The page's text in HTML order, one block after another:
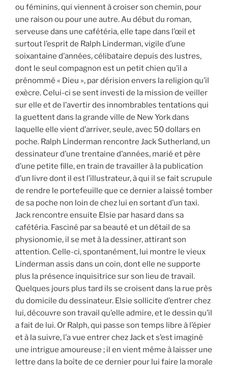
ou féminins, qui viennent à croiser son chemin, pour
une raison ou pour une autre. Au début du roman,
serveuse dans une cafétéria, elle tape dans l’œil et
surtout l’esprit de Ralph Linderman, vigile d’une
soixantaine d’années, célibataire depuis des lustres,
dont le seul compagnon est un petit chien qu’il a
prénommé « Dieu », par dérision envers la religion qu’il
exècre. Celui-ci se sent investi de la mission de veiller
sur elle et de l’avertir des innombrables tentations qui
la guettent dans la grande ville de New York dans
laquelle elle vient d’arriver, seule, avec 50 dollars en
poche. Ralph Linderman rencontre Jack Sutherland, un
dessinateur d’une trentaine d’années, marié et père
d’une petite fille, en train de travailler à la publication
d’un livre dont il est l’illustrateur, à qui il se fait scrupule
de rendre le portefeuille que ce dernier a laissé tomber
de sa poche non loin de chez lui en sortant d’un taxi.
Jack rencontre ensuite Elsie par hasard dans sa
cafétéria. Fasciné par sa beauté et un détail de sa
physionomie, il se met à la dessiner, attirant son
attention. Celle-ci, spontanément, lui montre le vieux
Linderman assis dans un coin, dont elle ne supporte
plus la présence inquisitrice sur son lieu de travail.
Quelques jours plus tard ils se croisent dans la rue près
du domicile du dessinateur. Elsie sollicite d’entrer chez
lui, découvre son travail qu’elle admire, et le dessin qu’il
a fait de lui. Or Ralph, qui passe son temps libre à l’épier
et à la suivre, l’a vue entrer chez Jack et s’est imaginé
une intrigue amoureuse ; il en vient même à laisser une
lettre dans la boîte de ce dernier pour lui faire la morale